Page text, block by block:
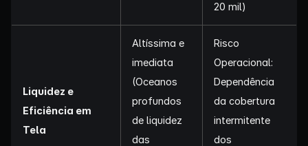
20 mil)
Liquidez e
Eficiência em
Tela
Altíssima e
imediata
(Oceanos
profundos
de liquidez
das
Risco
Operacional:
Dependência
da cobertura
intermitente
dos